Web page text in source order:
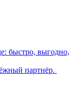
быстро, выгодно,
партнёр.